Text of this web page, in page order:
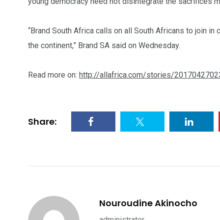
“Brand South Africa calls on all South Africans to join
the continent,” Brand SA said on Wednesday.
Read more on: http://allafrica.com/stories/
Share:
Nouroudine Akinocho
& astuces Une